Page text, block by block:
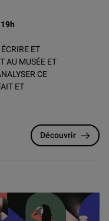
ET
AU MUSÉE ET
CE
ET
Découvrir